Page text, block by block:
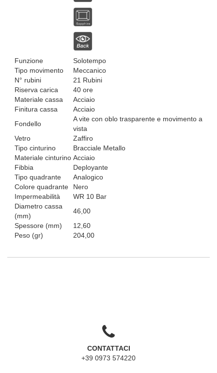
Funzione
Solotempo
Tipo movimento
Meccanico
N° rubini
21 Rubini
Riserva carica
40 ore
Materiale cassa
Acciaio
Finitura cassa
Acciaio
Fondello
A vite con oblo trasparente e movimento a
vista
Vetro
Zaffiro
Tipo cinturino
Bracciale Metallo
Materiale cinturino Acciaio
Fibbia
Deployante
Tipo quadrante
Analogico
Colore quadrante
Nero
Impermeabilità
WR 10 Bar
Diametro cassa
(mm)
46,00
Spessore (mm)
12,60
Peso (gr)
204,00
CONTATTACI
+39 0973 574220